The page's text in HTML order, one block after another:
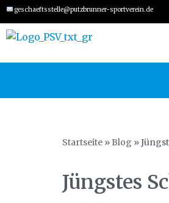
Zum
springen
geschaeftsstelle@putzbrunner-sportverein.de
Startseite » Blog »
Jüngstes